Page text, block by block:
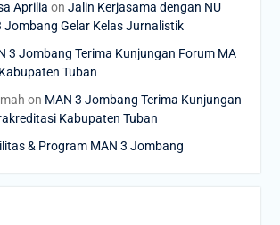
Aprilia on Jalin Kerjasama dengan NU
Jombang Gelar Kelas Jurnalistik
3 Jombang Terima Kunjungan Forum MA
Tuban
on MAN 3 Jombang Terima Kunjungan
Kabupaten Tuban
& Program MAN 3 Jombang